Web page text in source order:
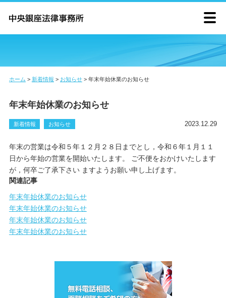
ホーム > 新着情報 > お知らせ> 年末年始休業のお知らせ
年末年始休業のお知らせ
新着情報 お知らせ 2023.12.29
年末の営業は令和５年１２月２８日までとし，令和６年１月１１
日から年始の営業を開始いたします。 ご不便をおかけいたします
が，何卒ご了承下さい ますようお願い申し上げます。
関連記事
年末年始休業のお知らせ
年末年始休業のお知らせ
年末年始休業のお知らせ
年末年始休業のお知らせ